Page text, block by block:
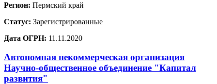
Регион: Пермский край
Статус: Зарегистрированные
Дата ОГРН: 11.11.2020
Автономная некоммерческая организация
Научно-общественное объединение "Капитал
развития"